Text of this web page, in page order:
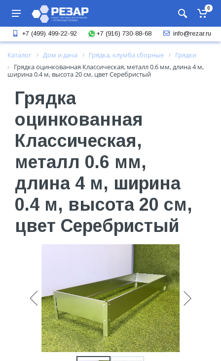
0
+7 (499) 499-22-92 +7 (916) 730-88-68 info@rezar.ru
Каталог Дом и дача Грядка, клумба сборные
Грядки
Грядка оцинкованная Классическая, металл 0.6 мм, длина 4 м,
ширина 0.4 м, высота 20 см, цвет Серебристый
Грядка
оцинкованная
Классическая,
металл 0.6 мм,
длина 4 м, ширина
0.4 м, высота 20 см,
цвет Серебристый